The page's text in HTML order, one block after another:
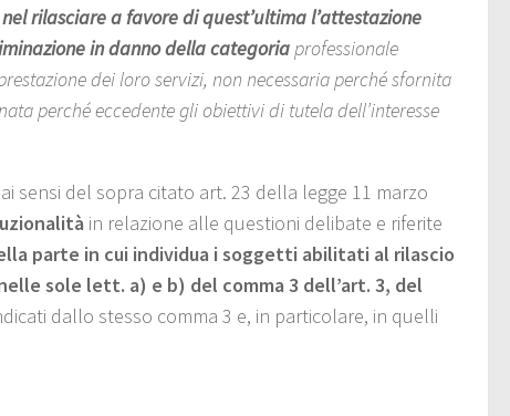
rilasciare a favore di quest’ultima l’attestazione
in danno della categoria professionale
dei loro servizi, non necessaria perché sfornita
perché eccedente gli obiettivi di tutela dell’interesse
sensi del sopra citato art. 23 della legge 11 marzo
in relazione alle questioni delibate e riferite
parte in cui individua i soggetti abilitati al rilascio
sole lett. a) e b) del comma 3 dell’art. 3, del
dallo stesso comma 3 e, in particolare, in quelli